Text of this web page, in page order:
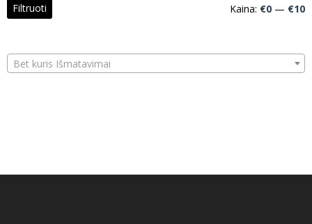
Filtruoti Kaina: €0 — €10
Bet kuris Išmatavimai